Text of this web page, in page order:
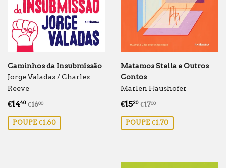
Caminhos da Insubmissão
Jorge Valadas / Charles
Reeve
Preço
de
saldo
€1440 €14.40
Preço normal
€1600
POUPE €1.60
Matamos Stella e Outros
Contos
Marlen Haushofer
Preço
de
saldo
€1530 €15.30
Preço normal
€1700
POUPE €1.70